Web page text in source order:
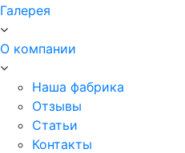
Галерея
О компании
Наша фабрика
Отзывы
Статьи
Контакты